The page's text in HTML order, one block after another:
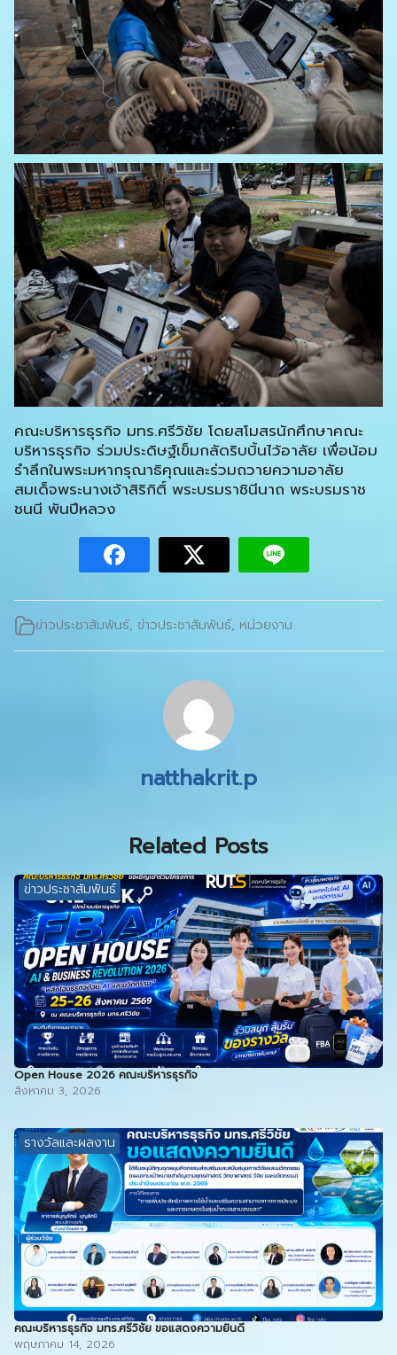
คณะบริหารธุรกิจ มทร.ศรีวิชัย โดยสโมสรนักศึกษาคณะ
บริหารธุรกิจ ร่วมประดิษฐ์เข็มกลัดริบบิ้นไว้อาลัย เพื่อน้อม
รำลึกในพระมหากรุณาธิคุณและร่วมถวายความอาลัย
สมเด็จพระนางเจ้าสิริกิติ์ พระบรมราชินีนาถ พระบรมราช
ชนนี พันปีหลวง
ข่าวประชาสัมพันธ์, ข่าวประชาสัมพันธ์, หน่วยงาน
natthakrit.p
Related Posts
ข่าวประชาสัมพันธ์
Open House 2026 คณะบริหารธุรกิจ
สิงหาคม 3, 2026
รางวัลและผลงาน
คณะบริหารธุรกิจ มทร.ศรีวิชัย ขอแสดงความยินดี
พฤษภาคม 14, 2026